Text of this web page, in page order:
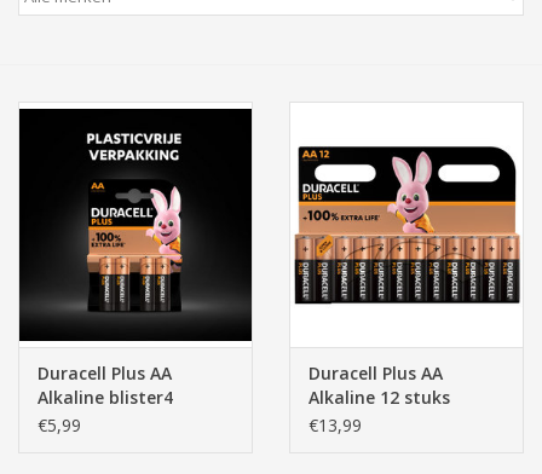
Zeeuws/Streek
Baby & Peuter
Speelgoed & hobby
Cadeau & feest
Duracell Plus AA
Alkaline blister4
€5,99
Duracell Plus AA
Alkaline 12 stuks
€13,99